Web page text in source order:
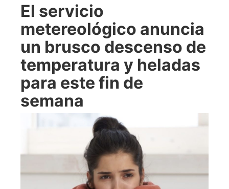
El servicio
metereológico anuncia
un brusco descenso de
temperatura y heladas
para este fin de
semana